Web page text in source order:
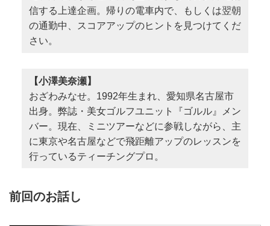
信する上達企画。帰りの電車内で、もしくは翌朝
の通勤中、スコアアップのヒントを見つけてくだ
さい。
【小澤美奈瀬】
おざわみなせ。1992年生まれ、愛知県名古屋市
出身。弊誌・美女ゴルフユニット『ゴルル』メン
バー。現在、ミニツアーなどに参戦しながら、主
に東京や名古屋などで飛距離アップのレッスンを
行っているティーチングプロ。
前回のお話し